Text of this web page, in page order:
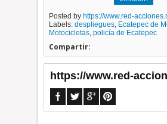
Posted by https://www.red-
Labels:despliegues, Ecatepec de
Motocicletas,policía de Ecatepec
Compartir:
https://www.red-